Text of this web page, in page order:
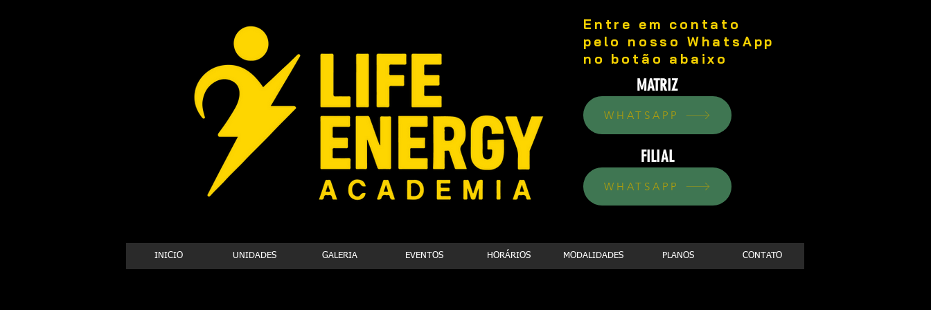
Entre em contato
pelo nosso WhatsApp
no botão abaixo
MATRIZ
WHATSAPP
FILIAL
WHATSAPP
INICIO UNIDADES GALERIA EVENTOS HORÁRIOS MODALIDADES PLANOS CONTATO